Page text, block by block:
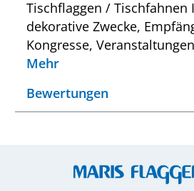
Tischflaggen / Tischfahnen
dekorative Zwecke,
Kongresse,
Mehr
Bewertungen